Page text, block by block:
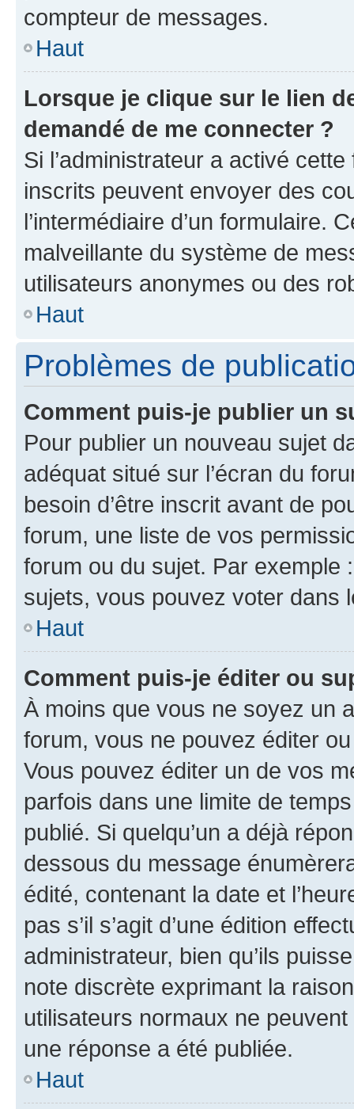
compteur de messages.
Haut
Lorsque je clique sur le lien
demandé de me connecter ?
Si l’administrateur a activé
inscrits peuvent envoyer des
l’intermédiaire d’un formulaire.
malveillante du système de
utilisateurs anonymes ou des
Haut
Problèmes de
Comment puis-je publier un
Pour publier un nouveau sujet
adéquat situé sur l’écran du
besoin d’être inscrit avant de
forum, une liste de vos
forum ou du sujet. Par exemple
sujets, vous pouvez voter dans
Haut
Comment puis-je éditer ou
À moins que vous ne soyez un
forum, vous ne pouvez éditer
Vous pouvez éditer un de vos
parfois dans une limite de
publié. Si quelqu’un a déjà
dessous du message
édité, contenant la date et
pas s’il s’agit d’une édition
administrateur, bien qu’ils
note discrète exprimant la
utilisateurs normaux ne
une réponse a été publiée.
Haut